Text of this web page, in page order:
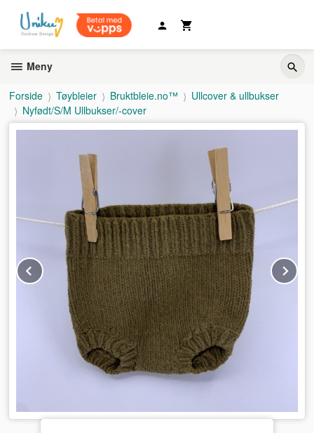
innholdet
Meny
Forside Tøybleier Bruktbleie.no™
Ullcover & ullbukser
Nyfødt/S/M Ullbukser/-cover
Prev